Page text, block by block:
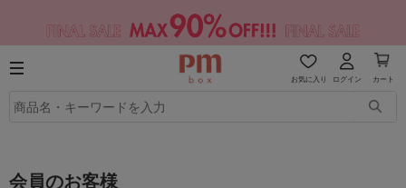
お気に入り ログイン カート
会員のお客様